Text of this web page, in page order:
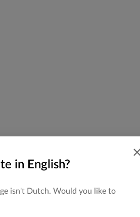
in English?
isn't Dutch. Would you like to